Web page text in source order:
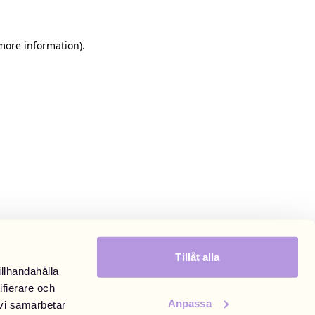
och
samarbetar
Tillåt alla
Anpassa
information).